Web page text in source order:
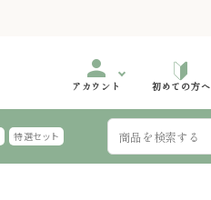
person
アカウント 初めての方へ
特選セット